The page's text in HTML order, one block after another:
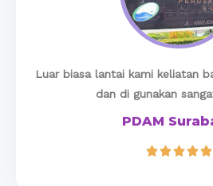
Luar biasa lantai kami keliatan
dan di gunakan
PDAM
